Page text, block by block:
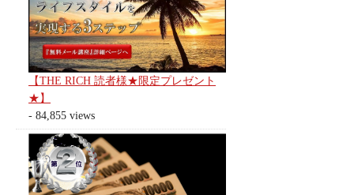
【THE RICH 読者様★限定プレゼント
★】
- 84,855 views